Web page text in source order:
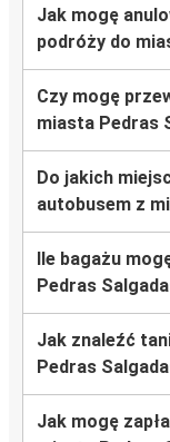
Jak mogę
podróży do
Czy mogę
miasta Pedras
Do jakich
autobusem z
Ile bagażu
Pedras
Jak znaleźć
Pedras
Jak mogę